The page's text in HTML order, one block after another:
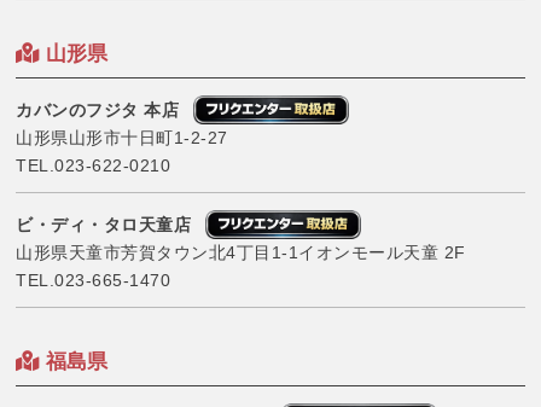
山形県
カバンのフジタ 本店
山形県山形市十日町1-2-27
TEL.023-622-0210
ビ・ディ・タロ天童店
山形県天童市芳賀タウン北4丁目1-1イオンモール天童 2F
TEL.023-665-1470
福島県